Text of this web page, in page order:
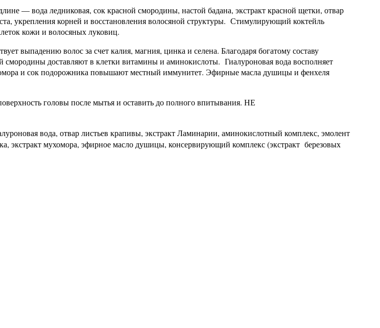
— вода ледниковая, сок красной смородины, настой бадана, экстракт красной щетки, отвар
укрепления корней и восстановления волосяной структуры. Стимулирующий коктейль
кожи и волосяных луковиц.
выпадению волос за счет калия, магния, цинка и селена. Благодаря богатому составу
доставляют в клетки витамины и аминокислоты. Гиалуроновая вода восполняет
и сок подорожника повышают местный иммунитет. Эфирные масла душицы и фенхеля
головы после мытья и оставить до полного впитывания. НЕ
вода, отвар листьев крапивы, экстракт Ламинарии, аминокислотный комплекс, эмолент
экстракт мухомора, эфирное масло душицы, консервирующий комплекс (экстракт березовых